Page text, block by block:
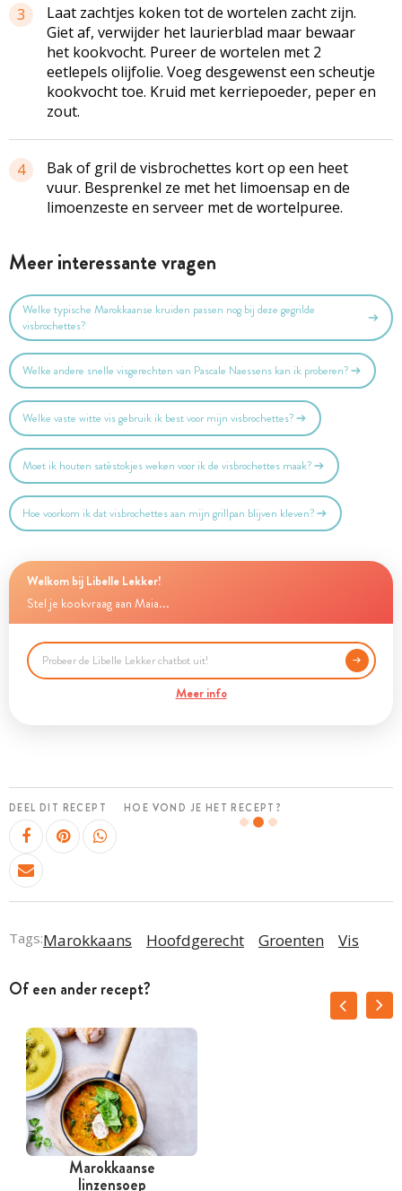
3
Laat zachtjes koken tot de wortelen zacht zijn.
Giet af, verwijder het laurierblad maar bewaar
het kookvocht. Pureer de wortelen met 2
eetlepels olijfolie. Voeg desgewenst een scheutje
kookvocht toe. Kruid met kerriepoeder, peper en
zout.
4
Bak of gril de visbrochettes kort op een heet
vuur. Besprenkel ze met het limoensap en de
limoenzeste en serveer met de wortelpuree.
Meer interessante vragen
Welke typische Marokkaanse kruiden passen nog bij deze gegrilde
visbrochettes?
Welke andere snelle visgerechten van Pascale Naessens kan ik proberen?
Welke vaste witte vis gebruik ik best voor mijn visbrochettes?
Moet ik houten satéstokjes weken voor ik de visbrochettes maak?
Hoe voorkom ik dat visbrochettes aan mijn grillpan blijven kleven?
Welkom bij Libelle Lekker!
Stel je kookvraag aan Maia...
Meer info
DEEL DIT RECEPT HOE VOND JE HET RECEPT?
Tags:Marokkaans Hoofdgerecht Groenten Vis
Of een ander recept?
Marokkaanse
linzensoep